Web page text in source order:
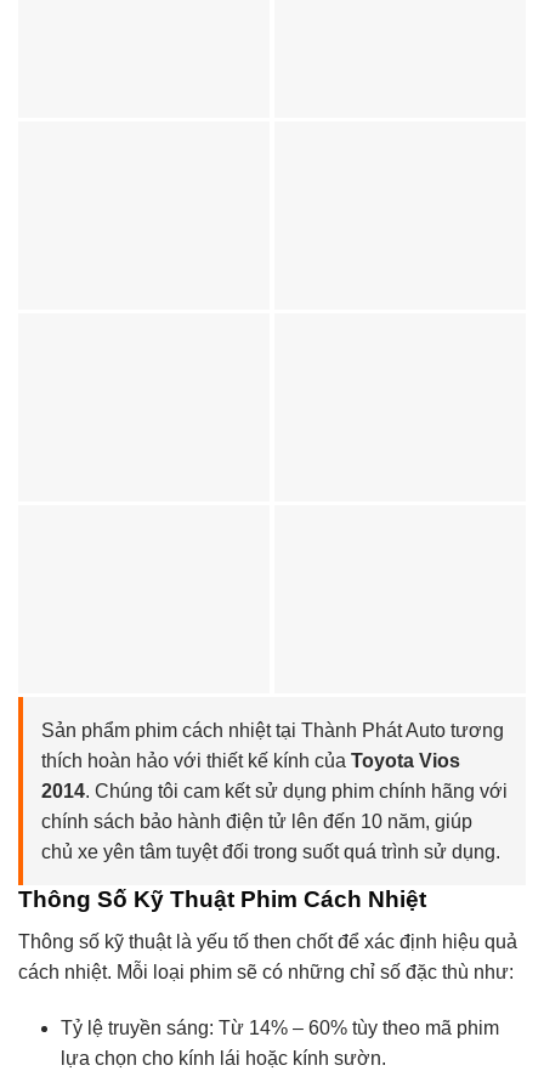
Sản phẩm phim cách nhiệt tại Thành Phát Auto tương
thích hoàn hảo với thiết kế kính của Toyota Vios
2014. Chúng tôi cam kết sử dụng phim chính hãng với
chính sách bảo hành điện tử lên đến 10 năm, giúp
chủ xe yên tâm tuyệt đối trong suốt quá trình sử dụng.
Thông Số Kỹ Thuật Phim Cách Nhiệt
Thông số kỹ thuật là yếu tố then chốt để xác định hiệu quả
cách nhiệt. Mỗi loại phim sẽ có những chỉ số đặc thù như:
Tỷ lệ truyền sáng: Từ 14% – 60% tùy theo mã phim
lựa chọn cho kính lái hoặc kính sườn.